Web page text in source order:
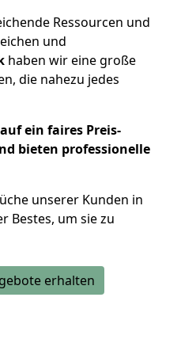
Ressourcen und
und
haben wir eine große
die nahezu jedes
ein faires Preis-
bieten professionelle
unserer Kunden in
Bestes, um sie zu
erhalten